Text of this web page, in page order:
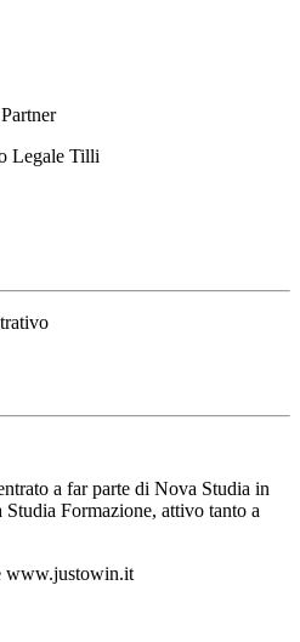
Partner
Legale Tilli
a far parte di Nova Studia in
Formazione, attivo tanto a
www.justowin.it